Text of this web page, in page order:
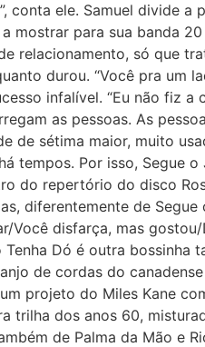
conta ele. Samuel divide
mostrar para sua banda
relacionamento, só que
durou. “Você pra um
infalível. “Eu não fiz
as pessoas. As
de sétima maior, muito
tempos. Por isso, Segue
do repertório do disco
diferentemente de
Você disfarça, mas
Dó é outra bossinha
de cordas do
projeto do Miles Kane
trilha dos anos 60,
de Palma da Mão e